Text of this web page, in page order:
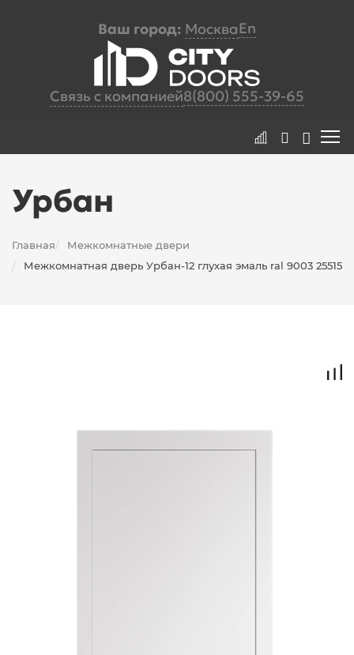
Ваш город: МоскваEn
Связь с компанией8(800) 555-39-65
Урбан
Главная/ Межкомнатные двери
/ Межкомнатная дверь Урбан-12 глухая эмаль ral 9003 25515